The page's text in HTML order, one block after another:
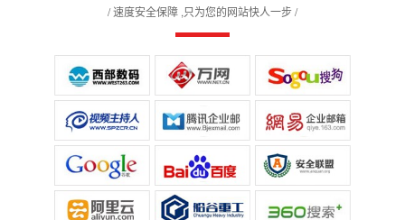
/ 速度安全保障 ,只为您的网站快人一步 /